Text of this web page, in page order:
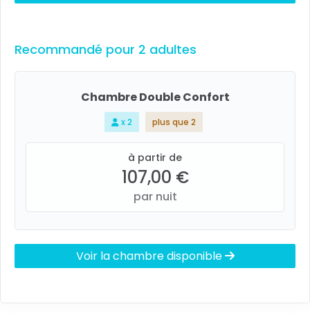
Recommandé pour 2 adultes
Chambre Double Confort
x 2 plus que 2
à partir de
107,00 €
par nuit
Voir la chambre disponible